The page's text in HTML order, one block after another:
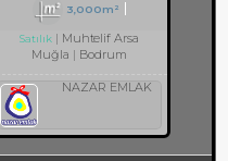
3,000m²
Satılık
Muhtelif Arsa
Muğla
Bodrum
NAZAR EMLAK